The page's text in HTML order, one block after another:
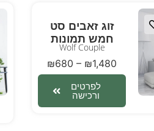
זוג זאבים סט
חמש תמונות
Wolf Couple
₪680 – ₪1,480
לפרטים
ורכישה